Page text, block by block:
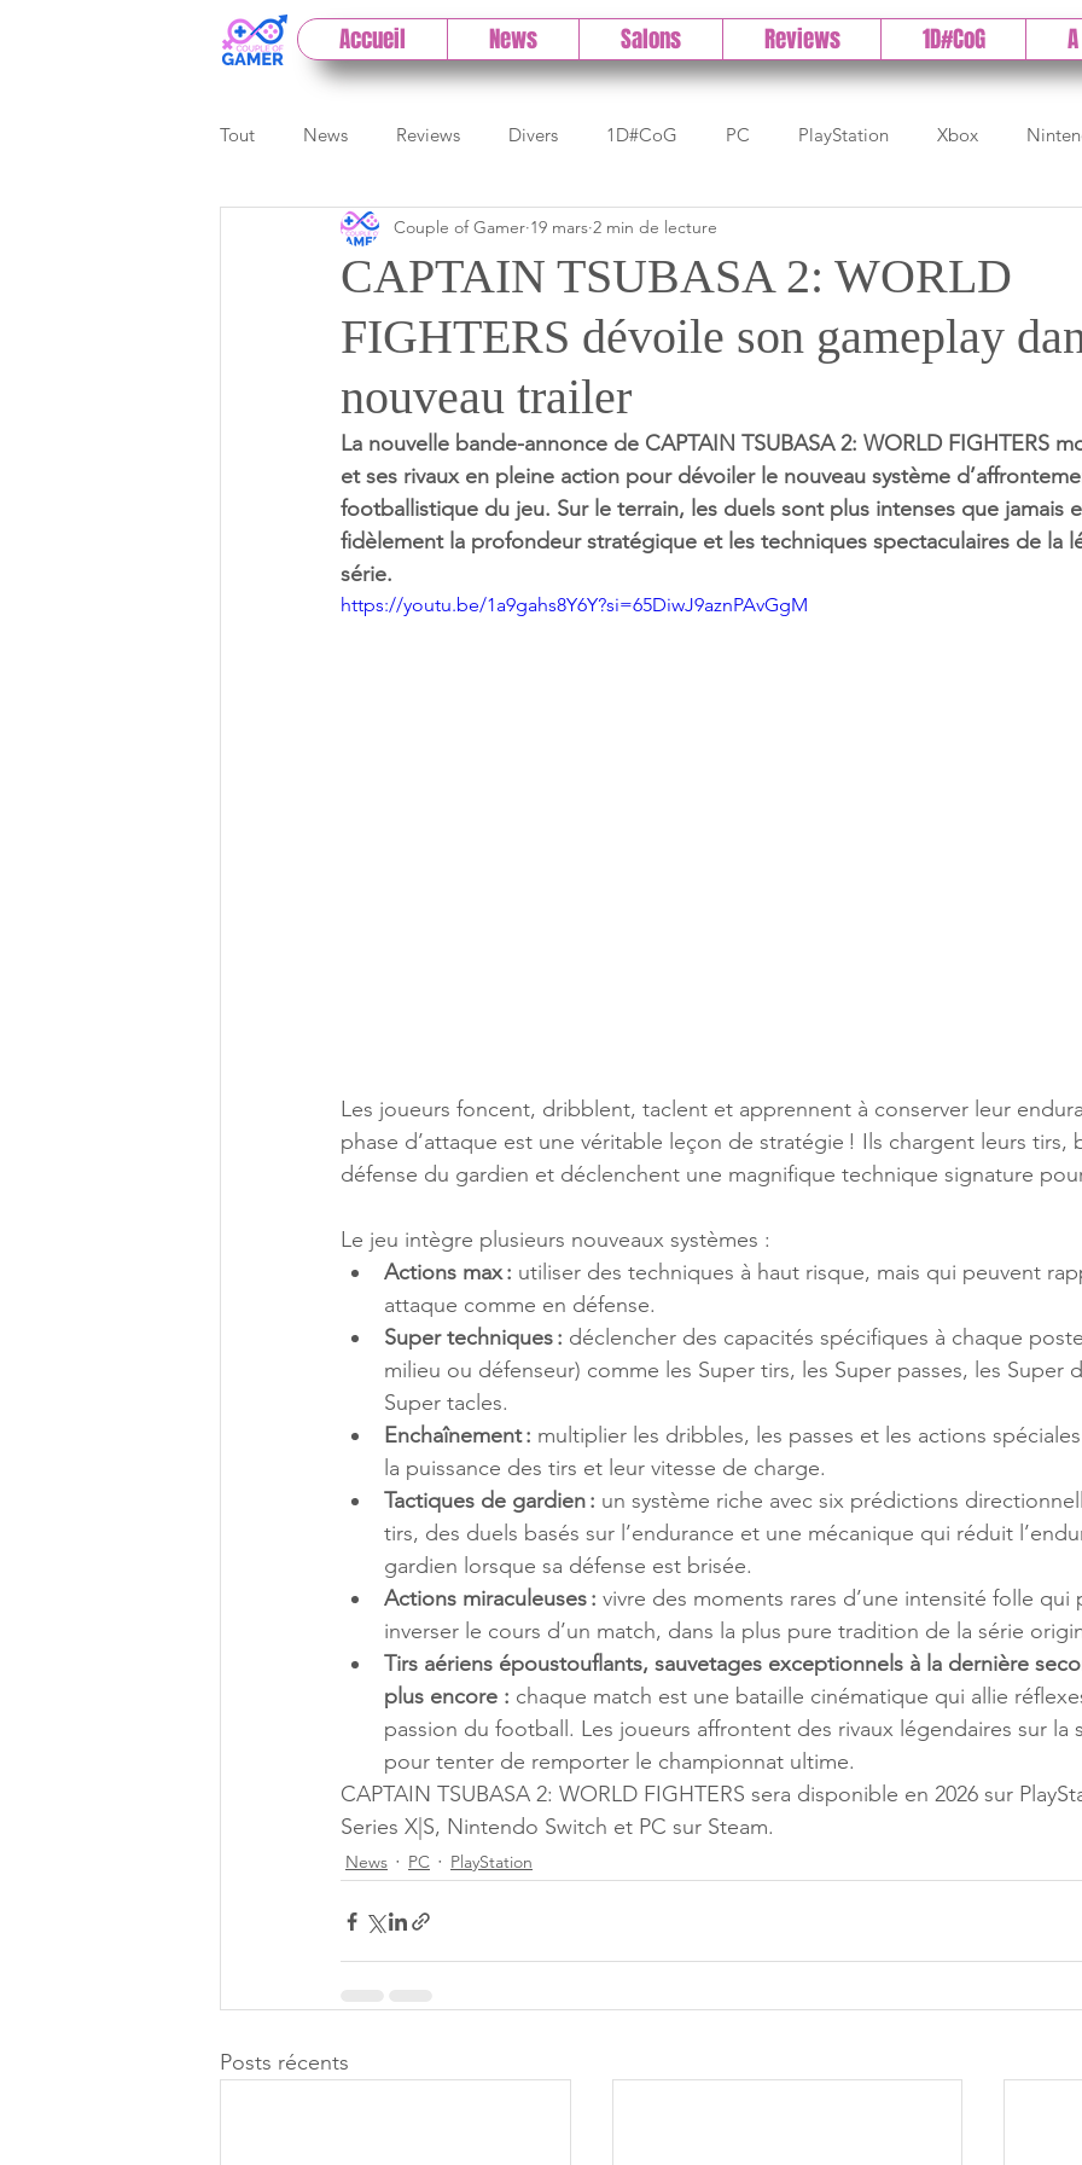
Accueil News Salons Reviews 1D#CoG
Tout News Reviews Divers 1D#CoG PC PlayStation Xbox
Previews Cloud Test indé DLC
Paris Games Week Early Access Test 1DCoG Test Xbox Test Nintendo
CAPTAIN TSUBASA 2: WORLD
FIGHTERS dévoile son gameplay
nouveau trailer
Couple of Gamer 19 mars 2 min de lecture
La nouvelle bande-annonce de CAPTAIN TSUBASA 2: WORLD FIGHTERS
et ses rivaux en pleine action pour dévoiler le nouveau système
footballistique du jeu. Sur le terrain, les duels sont plus intenses que jamais
fidèlement la profondeur stratégique et les techniques spectaculaires de la
série.
https://youtu.be/1a9gahs8Y6Y?si=65DiwJ9aznPAvGgM
Les joueurs foncent, dribblent, taclent et apprennent à conserver leur
phase d’attaque est une véritable leçon de stratégie ! Ils chargent leurs tirs,
défense du gardien et déclenchent une magnifique technique signature
Le jeu intègre plusieurs nouveaux systèmes :
Actions max : utiliser des techniques à haut risque, mais qui peuvent
attaque comme en défense.
Super techniques : déclencher des capacités spécifiques à chaque
milieu ou défenseur) comme les Super tirs, les Super passes, les Super
Super tacles.
Enchaînement : multiplier les dribbles, les passes et les actions
la puissance des tirs et leur vitesse de charge.
Tactiques de gardien : un système riche avec six prédictions
tirs, des duels basés sur l’endurance et une mécanique qui réduit
gardien lorsque sa défense est brisée.
Actions miraculeuses : vivre des moments rares d’une intensité folle qui
inverser le cours d’un match, dans la plus pure tradition de la série
Tirs aériens époustouflants, sauvetages exceptionnels à la dernière
plus encore : chaque match est une bataille cinématique qui allie
passion du football. Les joueurs affrontent des rivaux légendaires sur la
pour tenter de remporter le championnat ultime.
CAPTAIN TSUBASA 2: WORLD FIGHTERS sera disponible en 2026 sur
Series X|S, Nintendo Switch et PC sur Steam.
News PC PlayStation
Posts récents